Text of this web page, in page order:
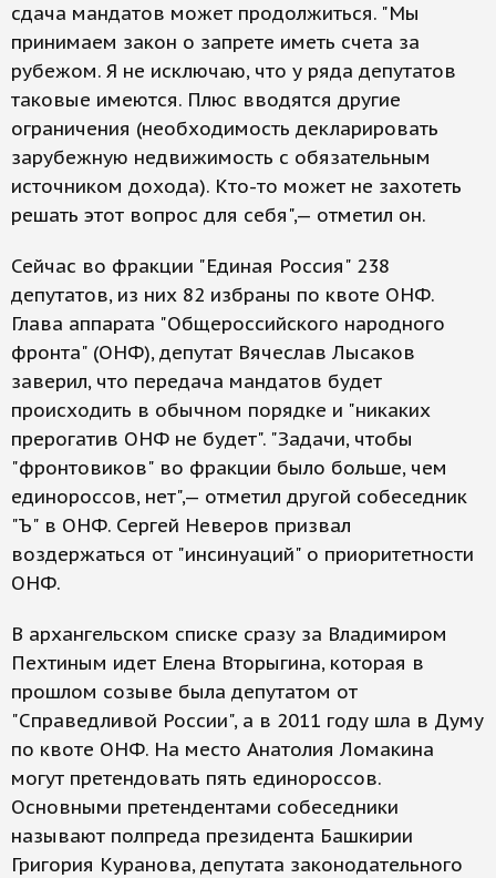
сдача мандатов может продолжиться. "Мы
принимаем закон о запрете иметь счета за
рубежом. Я не исключаю, что у ряда депутатов
таковые имеются. Плюс вводятся другие
ограничения (необходимость декларировать
зарубежную недвижимость с обязательным
источником дохода). Кто-то может не захотеть
решать этот вопрос для себя",— отметил он.
Сейчас во фракции "Единая Россия" 238
депутатов, из них 82 избраны по квоте ОНФ.
Глава аппарата "Общероссийского народного
фронта" (ОНФ), депутат Вячеслав Лысаков
заверил, что передача мандатов будет
происходить в обычном порядке и "никаких
прерогатив ОНФ не будет". "Задачи, чтобы
"фронтовиков" во фракции было больше, чем
единороссов, нет",— отметил другой собеседник
"Ъ" в ОНФ. Сергей Неверов призвал
воздержаться от "инсинуаций" о приоритетности
ОНФ.
В архангельском списке сразу за Владимиром
Пехтиным идет Елена Вторыгина, которая в
прошлом созыве была депутатом от
"Справедливой России", а в 2011 году шла в Думу
по квоте ОНФ. На место Анатолия Ломакина
могут претендовать пять единороссов.
Основными претендентами собеседники
называют полпреда президента Башкирии
Григория Куранова, депутата законодательного